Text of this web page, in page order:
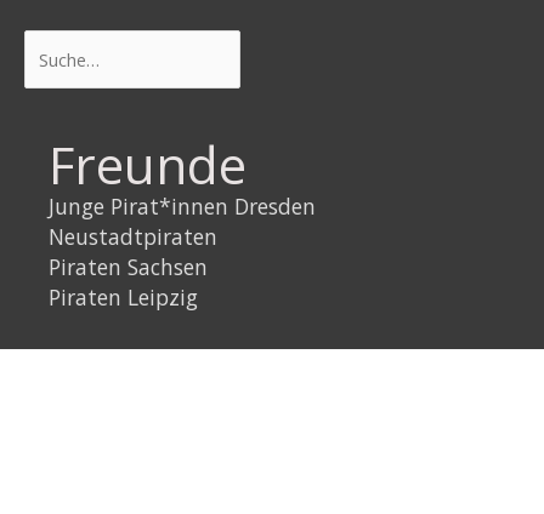
Freunde
Junge Pirat*innen Dresden
Neustadtpiraten
Piraten Sachsen
Piraten Leipzig